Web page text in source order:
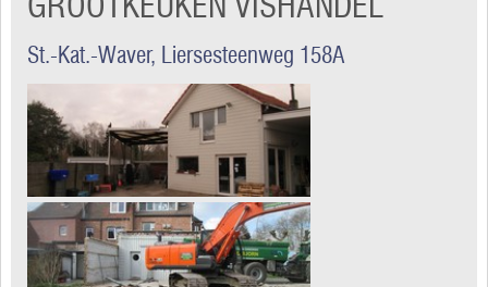
St.-Kat.-Waver, Liersesteenweg 158A